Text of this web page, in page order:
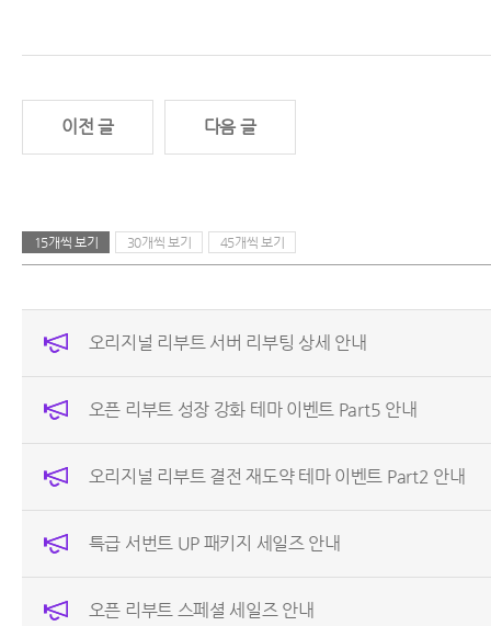
이전 글 다음 글
15개씩 보기 30개씩 보기 45개씩 보기
오리지널 리부트 서버 리부팅 상세 안내
오픈 리부트 성장 강화 테마 이벤트 Part5 안내
오리지널 리부트 결전 재도약 테마 이벤트 Part2 안내
특급 서번트 UP 패키지 세일즈 안내
오픈 리부트 스페셜 세일즈 안내